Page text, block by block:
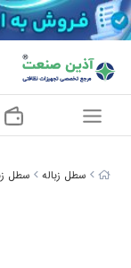
سطل زباله سطل